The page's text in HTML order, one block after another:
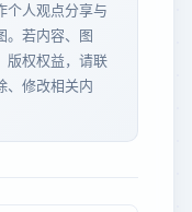
个人观点分享与
。若内容、图
版权权益，请联
、修改相关内